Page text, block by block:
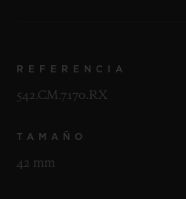
REFERENCIA
542.CM.7170.RX
TAMAÑO
42 mm